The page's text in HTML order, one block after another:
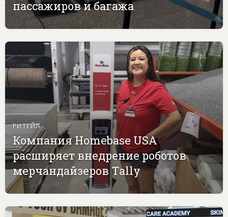
пассажиров и багажа
РИТЕЙЛ
Компания Homebase USA
расширяет внедрение роботов
мерчандайзеров Tally